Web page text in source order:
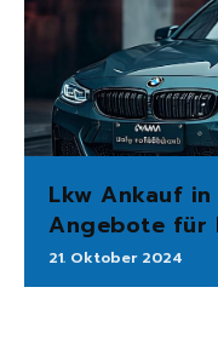
Lkw Ankauf
Angebote für
21. Oktober 2024